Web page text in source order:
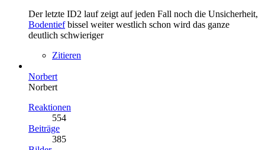
Der letzte ID2 lauf zeigt auf jeden Fall noch die Unsicherheit,
Bodentiefbissel weiter westlich schon wird das ganze
deutlich schwieriger
Zitieren
Norbert
Norbert
Reaktionen
554
Beiträge
385